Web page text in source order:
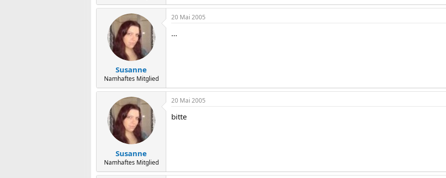
Susanne
Namhaftes Mitglied
20 Mai 2005
...
Susanne
Namhaftes Mitglied
20 Mai 2005
bitte